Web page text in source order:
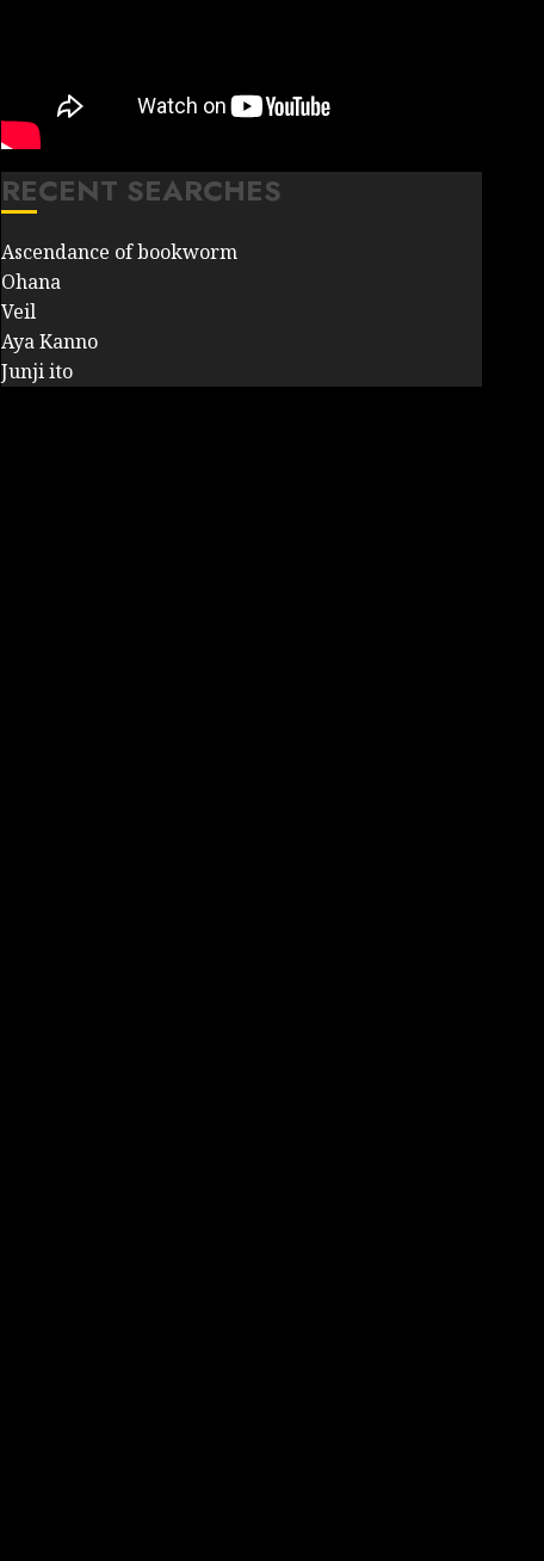
RECENT SEARCHES
Ascendance of bookworm
Ohana
Veil
Aya Kanno
Junji ito